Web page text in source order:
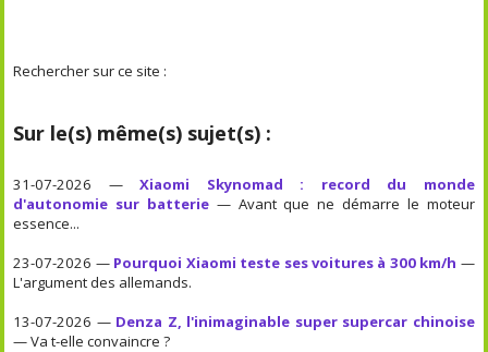
Rechercher sur ce site :
Sur le(s) même(s) sujet(s) :
31-07-2026 —Xiaomi Skynomad : record du monde
d'autonomie sur batterie — Avant que ne démarre le moteur
essence...
23-07-2026 — Pourquoi Xiaomi teste ses voitures à 300 km/h —
L'argument des allemands.
13-07-2026 — Denza Z, l'inimaginable super supercar chinoise
— Va t-elle convaincre ?